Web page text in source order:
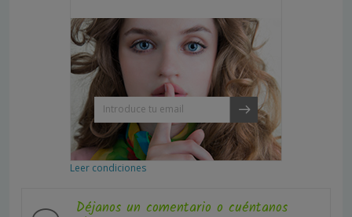
Leer condiciones
Déjanos un comentario o cuéntanos